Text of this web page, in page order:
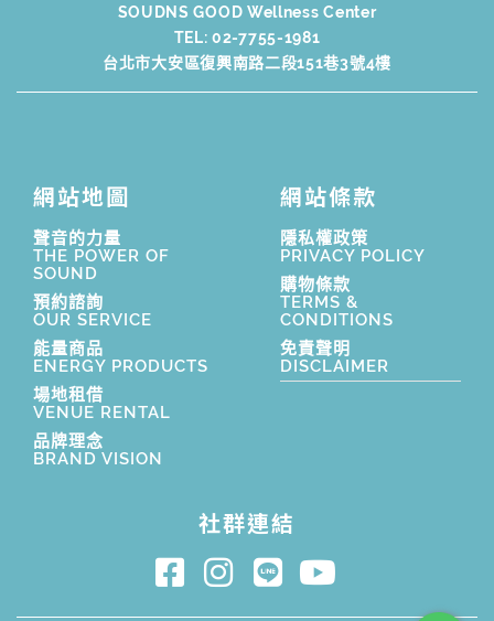
SOUDNS GOOD Wellness Center
TEL:02-7755-1981
台北市大安區復興南路二段151巷3號4樓
網站地圖
聲音的力量
THE POWER OF
SOUND
預約諮詢
OUR SERVICE
能量商品
ENERGY PRODUCTS
場地租借
VENUE RENTAL
品牌理念
BRAND VISION
網站條款
隱私權政策
PRIVACY POLICY
購物條款
TERMS &
CONDITIONS
免責聲明
DISCLAIMER
社群連結